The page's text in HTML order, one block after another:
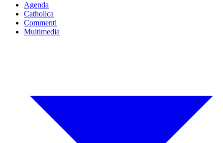
Agenda
Catholica
Commenti
Multimedia